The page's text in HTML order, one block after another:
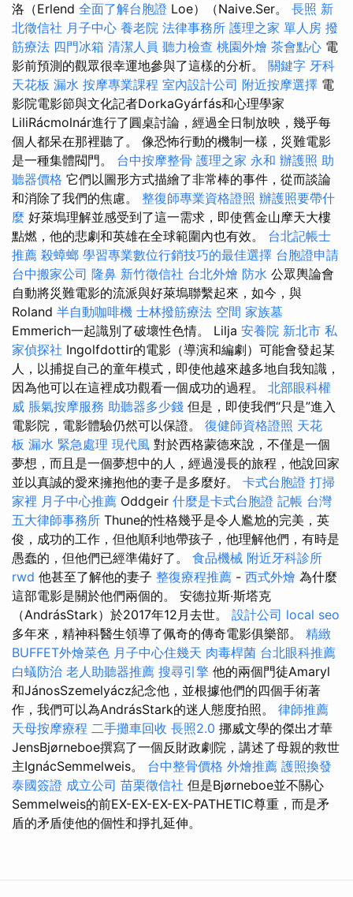
洛（Erlend 全面了解台胞證 Loe）（Naive.Ser。 長照 新
北徵信社 月子中心 養老院 法律事務所 護理之家 單人房 撥
筋療法 四門冰箱 清潔人員 聽力檢查 桃園外燴 茶會點心 電
影前預測的觀眾很幸運地參與了這樣的分析。 關鍵字 牙科
天花板 漏水 按摩專業課程 室內設計公司 附近按摩選擇 電
影院電影節與文化記者DorkaGyárfás和心理學家
LiliRácmolnár進行了圓桌討論，經過全日制放映，幾乎每
個人都呆在那裡聽了。 像恐怖行動的機制一樣，災難電影
是一種集體閥門。 台中按摩整骨 護理之家 永和 辦護照 助
聽器價格 它們以圖形方式描繪了非常棒的事件，從而談論
和消除了我們的焦慮。 整復師專業資格證照 辦護照要帶什
麼 好萊塢理解並感受到了這一需求，即使舊金山摩天大樓
點燃，他的悲劇和英雄在全球範圍內也有效。 台北記帳士
推薦 殺蟑螂 學習專業數位行銷技巧的最佳選擇 台胞證申請
台中搬家公司 隆鼻 新竹徵信社 台北外燴 防水 公眾輿論會
自動將災難電影的流派與好萊塢聯繫起來，如今，與
Roland 半自動咖啡機 士林撥筋療法 空間 家族墓
Emmerich一起識別了破壞性色情。 Lilja 安養院 新北市 私
家偵探社 Ingolfdottir的電影（導演和編劇）可能會發起某
人，以捕捉自己的童年模式，即使他越來越多地自我知識，
因為他可以在這裡成功觀看一個成功的過程。 北部眼科權
威 脹氣按摩服務 助聽器多少錢 但是，即使我們“只是”進入
電影院，電影體驗仍然可以保證。 復健師資格證照 天花
板 漏水 緊急處理 現代風 對於西格蒙德來說，不僅是一個
夢想，而且是一個夢想中的人，經過漫長的旅程，他說回家
並以真誠的愛來擁抱他的妻子是多麼好。 卡式台胞證 打掃
家裡 月子中心推薦 Oddgeir 什麼是卡式台胞證 記帳 台灣
五大律師事務所 Thune的性格幾乎是令人尷尬的完美，英
俊，成功的工作，但他順利地帶孩子，他理解他們，有時是
愚蠢的，但他們已經準備好了。 食品機械 附近牙科診所
rwd 他甚至了解他的妻子 整復療程推薦 - 西式外燴 為什麼
這部電影是關於他們兩個的。 安德拉斯·斯塔克
（AndrásStark）於2017年12月去世。 設計公司 local seo
多年來，精神科醫生領導了佩奇的傳奇電影俱樂部。 精緻
BUFFET外燴菜色 月子中心住幾天 肉毒桿菌 台北眼科推薦
白蟻防治 老人助聽器推薦 搜尋引擎 他的兩個門徒Amaryl
和JánosSzemelyácz紀念他，並根據他們的四個手術著
作，我們可以為AndrásStark的迷人態度拍照。 律師推薦
天母按摩療程 二手攤車回收 長照2.0 挪威文學的傑出才華
JensBjørneboe撰寫了一個反財政劇院，講述了母親的救世
主IgnácSemmelweis。 台中整骨價格 外燴推薦 護照換發
泰國簽證 成立公司 苗栗徵信社 但是Bjørneboe並不關心
Semmelweis的前EX-EX-EX-EX-PATHETIC尊重，而是矛
盾的矛盾使他的個性和掙扎延伸。